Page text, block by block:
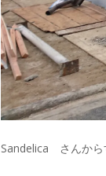
Sandelica さんから